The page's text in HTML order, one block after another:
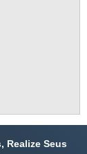
Realize Seus